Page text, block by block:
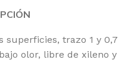
superficies, trazo 1 y 0,7
olor, libre de xileno y